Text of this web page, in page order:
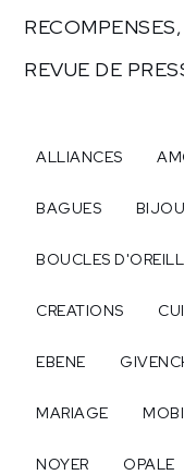
REVUE DE
ALLIANCES
BAGUES
BOUCLES
CREATIONS
EBENE
MARIAGE
NOYER OPALE